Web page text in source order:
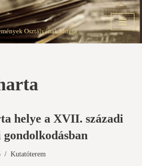
Osztályának blogja
helye a XVII. századi
gondolkodásban
Kutatóterem